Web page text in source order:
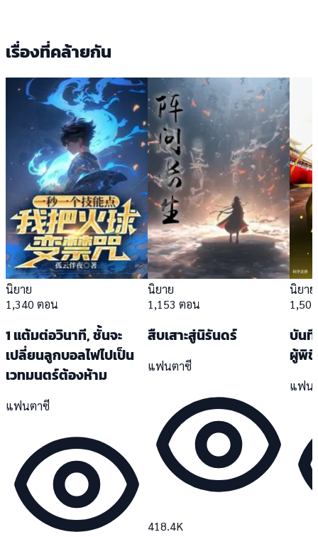
เรื่องที่คล้ายกัน
นิยาย
1,340 ตอน
1 แต้มต่อวินาที, ชั้นจะ
เปลี่ยนลูกบอลไฟไปเป็น
เวทมนตร์ต้องห้าม
แฟนตาซี
นิยาย
1,153 ตอน
สืบเสาะสู่นิรันดร์
แฟนตาซี
418.4K
นิยาย
บันทึ
ผู้พิ
แฟน